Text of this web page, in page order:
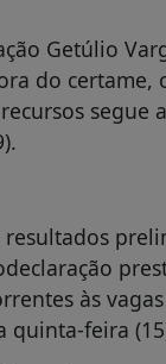
Getúlio
do certame,
segue
às
quinta-feira